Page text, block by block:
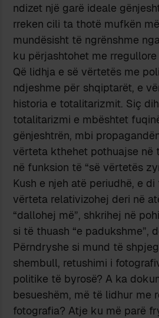
ndizet një garë ideale
rreken cili ta thotë mufkën
mundësisht të ngrënshme
ku përjashtohet me
Që lidhja e së vërtetës me
ndjeshme për shqiptarët, e
historia e totalitarizmit. Siç
totalitarizmi e mbështet
gënjeshtrën, mbi
vërteta kthehet pothuajse në
në funksion të “së vërtetës
Kush e njeh atë periudhë, e
vërteta relativizohej deri në
“dallohej më”, shkrihej në
si të thuash “e padukshme”,
Përndryshe si mund të
shembull, retushimi i
politike të byrosë? A ka
besueshëm, më të lidhur me
fotografia? Atje ku më parë